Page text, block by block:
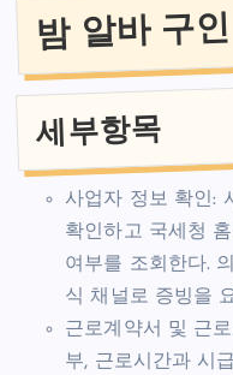
밤 알바 구
세부항목
사업자 정보 확인:
확인하고 국세청
여부를 조회한다.
식 채널로 증빙을
근로계약서 및 근
부, 근로시간과 시